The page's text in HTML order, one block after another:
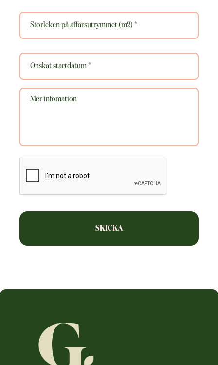
Storleken
affärsutrymmet
(m2) *
Önskat
startdatum
punkt
Mer
infomation